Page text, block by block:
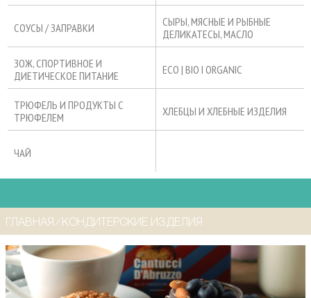
СОУСЫ / ЗАПРАВКИ
СЫРЫ, МЯСНЫЕ И РЫБНЫЕ
ДЕЛИКАТЕСЫ, МАСЛО
ЗОЖ, СПОРТИВНОЕ И
ДИЕТИЧЕСКОЕ ПИТАНИЕ
ECO | BIO I ORGANIC
ТРЮФЕЛЬ И ПРОДУКТЫ С
ТРЮФЕЛЕМ
ХЛЕБЦЫ И ХЛЕБНЫЕ ИЗДЕЛИЯ
ЧАЙ
ГЛАВНАЯ ⁄ КОНДИТЕРСКИЕ ИЗДЕЛИЯ